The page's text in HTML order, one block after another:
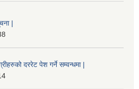
|
दररेट पेश गर्ने सम्वन्धमा |